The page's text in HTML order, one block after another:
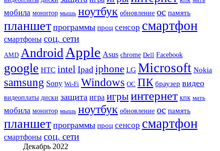
мобила монитор мышь ноутбук обновление ос память
планшет программы проц сенсор смартфон
смартфоны соц. сети
AMD Android Apple Asus chrome Dell Facebook
google HTC intel Ipad iphone LG Microsoft Nokia
samsung Sony Wi-Fi Windows ОС ПК браузер видео
видеоплаты диски защита игра игрыинтернет кпк мать
мобила монитор мышь ноутбук обновление ос память
планшет программы проц сенсор смартфон
смартфоны соц. сети
Декабрь 2022